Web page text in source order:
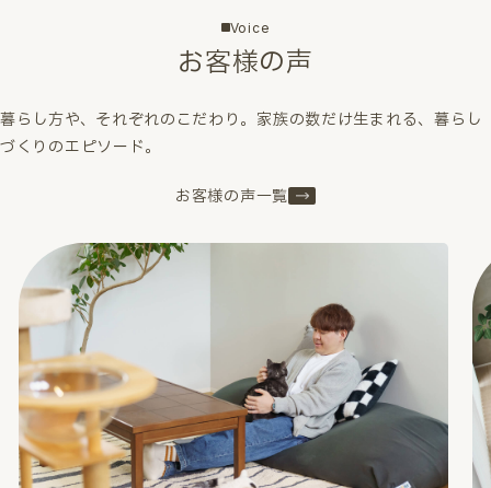
Voice
お客様の声
暮らし方や、それぞれのこだわり。家族の数だけ生まれる、暮らし
づくりのエピソード。
お客様の声一覧